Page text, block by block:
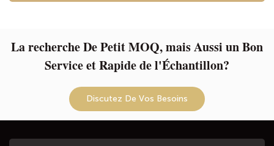
sac de sport, sac d'école, sac de
travail ou sac pour les
sangle à l'arrière permet de le
glisser sur la poignée d'une
La recherche De Petit MOQ, mais Aussi un Bon
Service et Rapide de l'Échantillon?
Discutez De Vos Besoins